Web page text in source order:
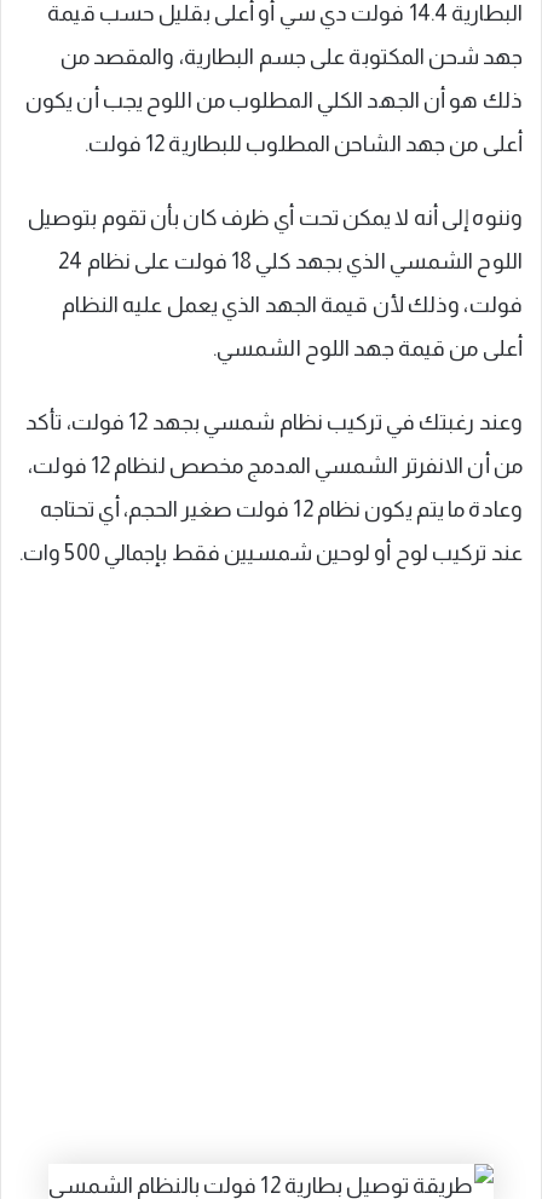
البطارية 14.4 فولت دي سي أو أعلى بقليل حسب قيمة
جهد شحن المكتوبة على جسم البطارية، والمقصد من
ذلك هو أن الجهد الكلي المطلوب من اللوح يجب أن يكون
أعلى من جهد الشاحن المطلوب للبطارية 12 فولت.
وننوه إلى أنه لا يمكن تحت أي ظرف كان بأن تقوم بتوصيل
اللوح الشمسي الذي بجهد كلي 18 فولت على نظام 24
فولت، وذلك لأن قيمة الجهد الذي يعمل عليه النظام
أعلى من قيمة جهد اللوح الشمسي.
وعند رغبتك في تركيب نظام شمسي بجهد 12 فولت، تأكد
من أن الانفرتر الشمسي المدمج مخصص لنظام 12 فولت،
وعادة ما يتم يكون نظام 12 فولت صغير الحجم، أي تحتاجه
عند تركيب لوح أو لوحين شمسيين فقط بإجمالي 500 وات.